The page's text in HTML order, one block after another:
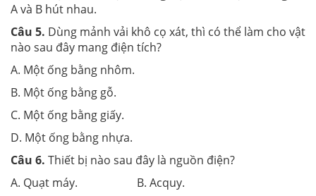
A và B hút nhau.
Câu 5. Dùng mảnh vải khô cọ xát, thì có thể làm cho vật
nào sau đây mang điện tích?
A. Một ống bằng nhôm.
B. Một ống bằng gỗ.
C. Một ống bằng giấy.
D. Một ống bằng nhựa.
Câu 6. Thiết bị nào sau đây là nguồn điện?
A. Quạt máy. B. Acquy.